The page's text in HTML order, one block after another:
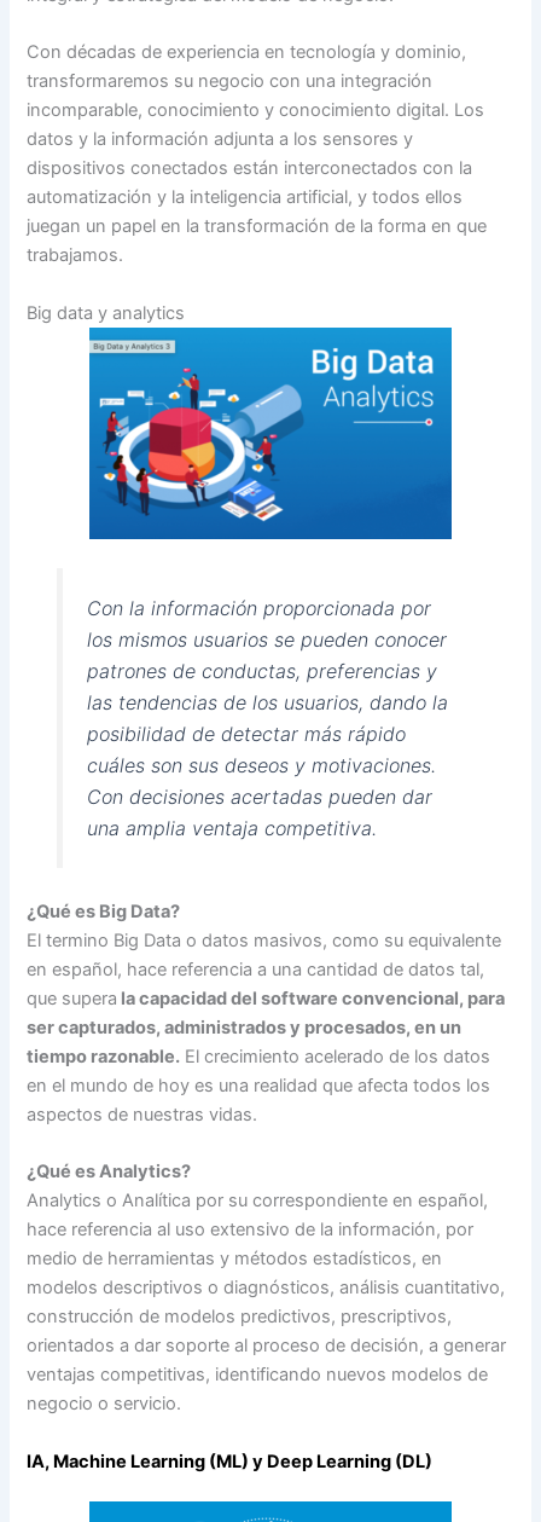
Con décadas de experiencia en tecnología y dominio,
transformaremos su negocio con una integración
incomparable, conocimiento y conocimiento digital. Los
datos y la información adjunta a los sensores y
dispositivos conectados están interconectados con la
automatización y la inteligencia artificial, y todos ellos
juegan un papel en la transformación de la forma en que
trabajamos.
Big data y analytics
Con la información proporcionada por
los mismos usuarios se pueden conocer
patrones de conductas, preferencias y
las tendencias de los usuarios, dando la
posibilidad de detectar más rápido
cuáles son sus deseos y motivaciones.
Con decisiones acertadas pueden dar
una amplia ventaja competitiva.
¿Qué es Big Data?
El termino Big Data o datos masivos, como su equivalente
en español, hace referencia a una cantidad de datos tal,
que supera la capacidad del software convencional, para
ser capturados, administrados y procesados, en un
tiempo razonable. El crecimiento acelerado de los datos
en el mundo de hoy es una realidad que afecta todos los
aspectos de nuestras vidas.
¿Qué es Analytics?
Analytics o Analítica por su correspondiente en español,
hace referencia al uso extensivo de la información, por
medio de herramientas y métodos estadísticos, en
modelos descriptivos o diagnósticos, análisis cuantitativo,
construcción de modelos predictivos, prescriptivos,
orientados a dar soporte al proceso de decisión, a generar
ventajas competitivas, identificando nuevos modelos de
negocio o servicio.
IA, Machine Learning (ML) y Deep Learning (DL)